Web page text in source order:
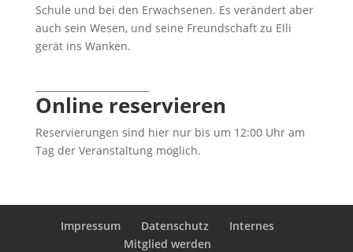
Schule und bei den Erwachsenen. Es verändert aber
auch sein Wesen, und seine Freundschaft zu Elli
gerät ins Wanken.
Online reservieren
Reservierungen sind hier nur bis um 12:00 Uhr am
Tag der Veranstaltung möglich.
Impressum Datenschutz
Internes
Mitglied werden